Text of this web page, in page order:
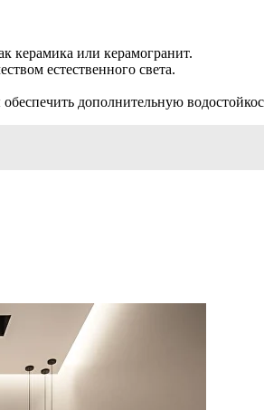
керамика или керамогранит.
естественного света.
дополнительную